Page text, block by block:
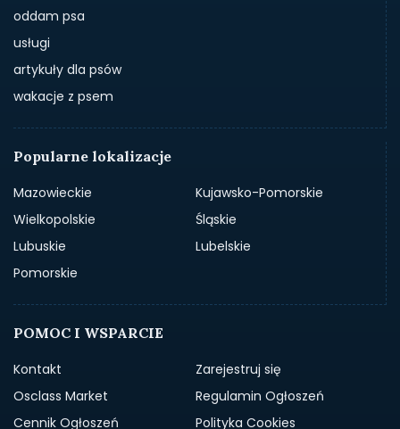
oddam psa
usługi
artykuły dla psów
wakacje z psem
Popularne lokalizacje
Mazowieckie
Kujawsko-Pomorskie
Wielkopolskie
Śląskie
Lubuskie
Lubelskie
Pomorskie
POMOC I WSPARCIE
Kontakt
Zarejestruj się
Osclass Market
Regulamin Ogłoszeń
Cennik Ogłoszeń
Polityka Cookies